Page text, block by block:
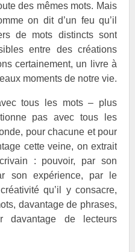
des mêmes mots. Mais
on dit d’un feu qu’il
de mots distincts sont
entre des créations
certainement, un livre à
moments de notre vie.
tous les mots – plus
pas avec tous les
pour chacune et pour
cette veine, on extrait
: pouvoir, par son
son expérience, par le
qu’il y consacre,
davantage de phrases,
davantage de lecteurs